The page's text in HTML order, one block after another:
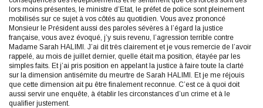
lors moins présentes, le ministre d’Etat, le préfet de police sont pleinement
mobilisés sur ce sujet à vos côtés au quotidien. Vous avez prononcé
Monsieur le Président aussi des paroles sévères à l’égard la justice
française, vous avez évoqué, j’y suis revenu, l’agression terrible contre
Madame Sarah HALIMI. J’ai dit très clairement et je vous remercie de l’avoir
rappelé, au mois de juillet dernier, quelle était ma position, étayée par les
simples faits. Et j’ai pris position en appelant la justice à faire toute la clarté
sur la dimension antisémite du meurtre de Sarah HALIMI. Et je me réjouis
que cette dimension ait pu être finalement reconnue. C’est ce à quoi doit
aussi servir une enquête, à établir les circonstances d’un crime et à le
qualifier justement.